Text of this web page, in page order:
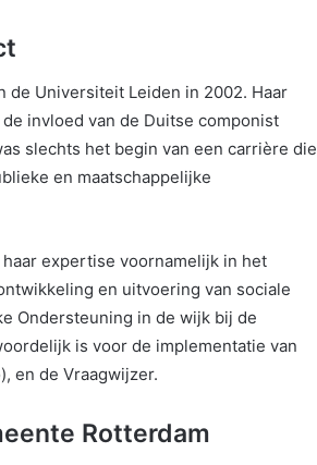
de Universiteit Leiden in 2002. Haar
invloed van de Duitse componist
slechts het begin van een carrière die
en maatschappelijke
expertise voornamelijk in het
en uitvoering van sociale
Ondersteuning in de wijk bij de
is voor de implementatie van
en de Vraagwijzer.
Rotterdam